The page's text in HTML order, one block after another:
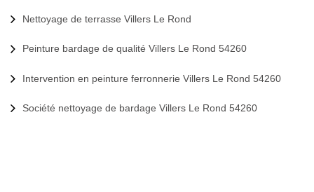
Nettoyage de terrasse Villers Le Rond
Peinture bardage de qualité Villers Le Rond 54260
Intervention en peinture ferronnerie Villers Le Rond 54260
Société nettoyage de bardage Villers Le Rond 54260